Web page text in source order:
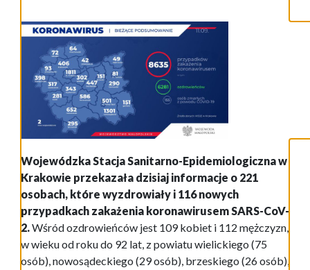
Wojewódzka Stacja Sanitarno-Epidemiologiczna w
Krakowie przekazała dzisiaj informacje o 221
osobach, które wyzdrowiały i 116 nowych
przypadkach zakażenia koronawirusem SARS-CoV-
2.Wśród ozdrowieńców jest 109 kobiet i 112 mężczyzn,
w wieku od roku do 92 lat, z powiatu wielickiego (75
osób), nowosądeckiego (29 osób), brzeskiego (26 osób),